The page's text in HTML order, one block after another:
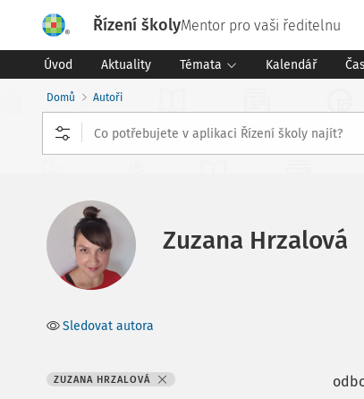
Řízení školyMentor pro vaši ředitelnu
Úvod Aktuality Témata Kalendář
Domů Autoři
Zuzana Hrzalová
Sledovat autora
ZUZANA HRZALOVÁ